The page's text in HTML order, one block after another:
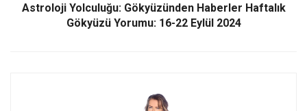
Astroloji Yolculuğu: Gökyüzünden Haberler Haftalık
Gökyüzü Yorumu: 16-22 Eylül 2024